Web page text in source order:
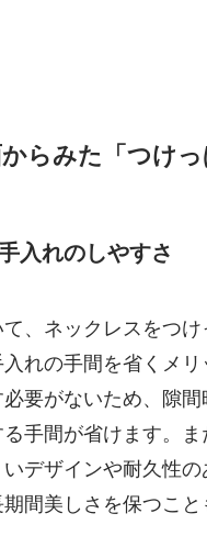
らみた「つけっ
入れのしやすさ
、ネックレスをつけ
れの手間を省くメリ
要がないため、隙間
手間が省けます。ま
デザインや耐久性の
間美しさを保つこ